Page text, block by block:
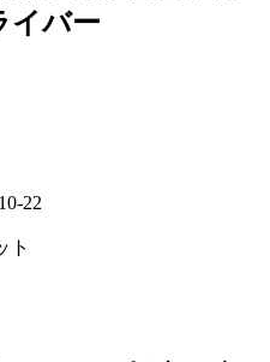
イバー
22
ト